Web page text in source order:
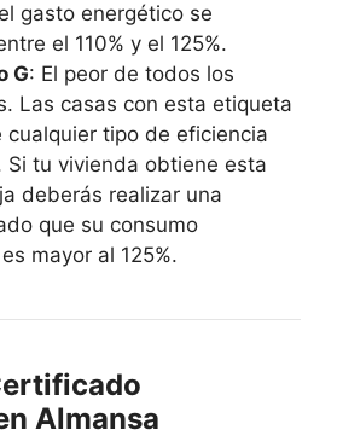
gasto energético se
el 110% y el 125%.
G: El peor de todos los
Las casas con esta etiqueta
cualquier tipo de eficiencia
Si tu vivienda obtiene esta
deberás realizar una
que su consumo
mayor al 125%.
Almansa